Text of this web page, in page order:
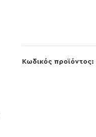
Κωδικός προϊόντος: